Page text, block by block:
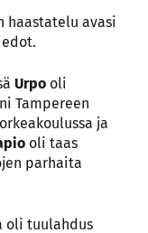
haastatelu avasi
Urpo oli
Tampereen
ja
oli taas
parhaita
oli tuulahdus